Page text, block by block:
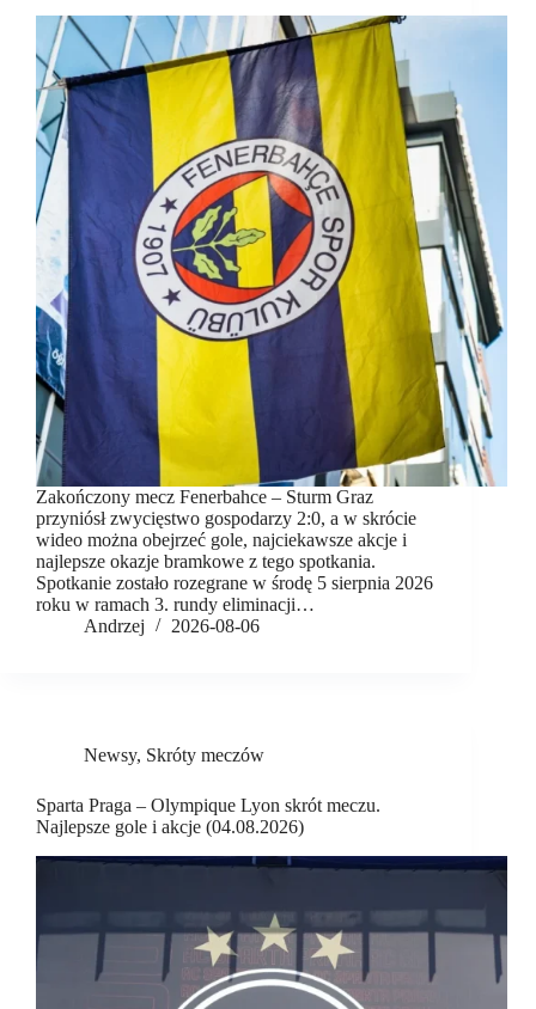
Zakończony mecz Fenerbahce – Sturm Graz
przyniósł zwycięstwo gospodarzy 2:0, a w skrócie
wideo można obejrzeć gole, najciekawsze akcje i
najlepsze okazje bramkowe z tego spotkania.
Spotkanie zostało rozegrane w środę 5 sierpnia 2026
roku w ramach 3. rundy eliminacji…
Andrzej
2026-08-06
Newsy, Skróty meczów
Sparta Praga – Olympique Lyon skrót meczu.
Najlepsze gole i akcje (04.08.2026)